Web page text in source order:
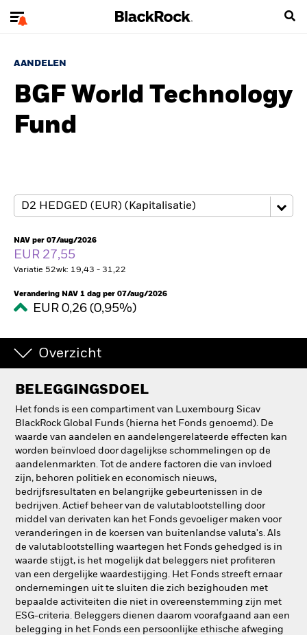
AANDELEN
BGF World Technology
Fund
NAV per 07/aug/2026
EUR 27,55
Variatie 52wk: 19,43 - 31,22
Verandering NAV 1 dag per 07/aug/2026
EUR 0,26 (0,95%)
Overzicht
BELEGGINGSDOEL
Het fonds is een compartiment van Luxembourg Sicav
BlackRock Global Funds (hierna het Fonds genoemd). De
waarde van aandelen en aandelengerelateerde effecten kan
worden beïnvloed door dagelijkse schommelingen op de
aandelenmarkten. Tot de andere factoren die van invloed
zijn, behoren politiek en economisch nieuws,
bedrijfsresultaten en belangrijke gebeurtenissen in de
bedrijven. Actief beheer van de valutablootstelling door
middel van derivaten kan het Fonds gevoeliger maken voor
veranderingen in de koersen van buitenlandse valuta's. Als
de valutablootstelling waartegen het Fonds gehedged is in
waarde stijgt, is het mogelijk dat beleggers niet profiteren
van een dergelijke waardestijging. Het Fonds streeft ernaar
ondernemingen uit te sluiten die zich bezighouden met
bepaalde activiteiten die niet in overeenstemming zijn met
ESG-criteria. Beleggers dienen daarom voorafgaand aan een
belegging in het Fonds een persoonlijke ethische afweging